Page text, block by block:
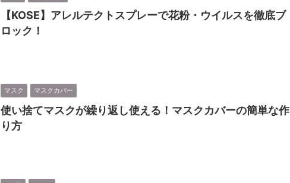
【KOSE】アレルテクトスプレーで花粉・ウイルスを徹底ブ
ロック！
マスク マスクカバー
使い捨てマスクが繰り返し使える！マスクカバーの簡単な作
り方